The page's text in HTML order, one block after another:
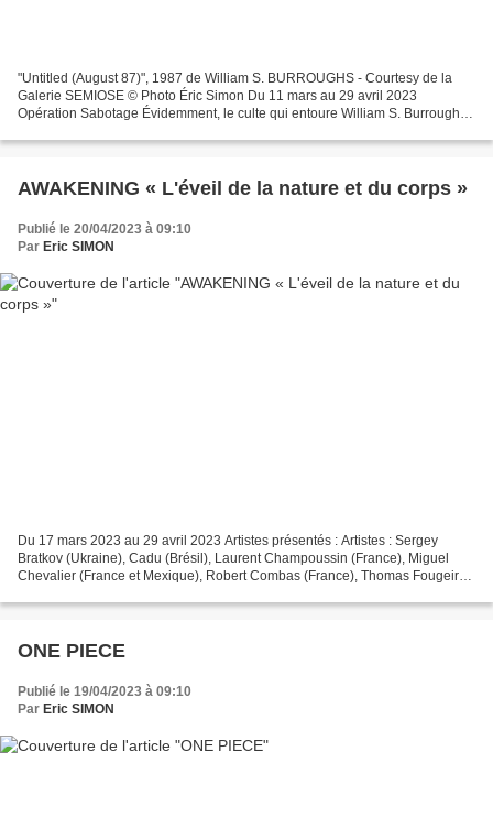
"Untitled (August 87)", 1987 de William S. BURROUGHS - Courtesy de la
Galerie SEMIOSE © Photo Éric Simon Du 11 mars au 29 avril 2023
Opération Sabotage Évidemment, le culte qui entoure William S. Burroughs
AWAKENING « L'éveil de la nature et du corps »
Publié le 20/04/2023 à 09:10
Par Eric SIMON
Du 17 mars 2023 au 29 avril 2023 Artistes présentés : Artistes : Sergey
Bratkov (Ukraine), Cadu (Brésil), Laurent Champoussin (France), Miguel
Chevalier (France et Mexique), Robert Combas (France), Thomas Fougeirol
ONE PIECE
Publié le 19/04/2023 à 09:10
Par Eric SIMON